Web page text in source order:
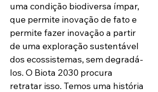
uma condição biodiversa ímpar,
que permite inovação de fato e
permite fazer inovação a partir
de uma exploração sustentável
dos ecossistemas, sem degradá-
los. O Biota 2030 procura
retratar isso. Temos uma história